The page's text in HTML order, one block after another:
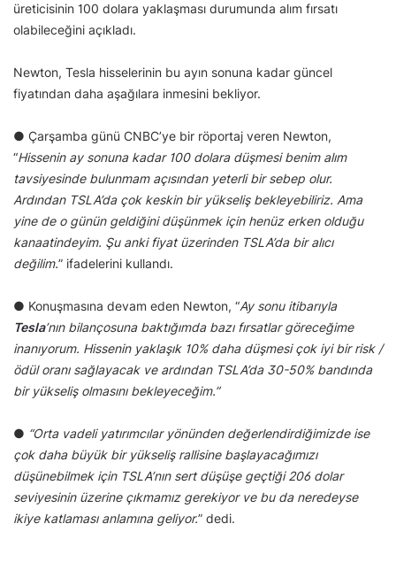
üreticisinin 100 dolara yaklaşması durumunda alım fırsatı
olabileceğini açıkladı.
Newton, Tesla hisselerinin bu ayın sonuna kadar güncel
fiyatından daha aşağılara inmesini bekliyor.
● Çarşamba günü CNBC’ye bir röportaj veren Newton,
“Hissenin ay sonuna kadar 100 dolara düşmesi benim alım
tavsiyesinde bulunmam açısından yeterli bir sebep olur.
Ardından TSLA’da çok keskin bir yükseliş bekleyebiliriz. Ama
yine de o günün geldiğini düşünmek için henüz erken olduğu
kanaatindeyim. Şu anki fiyat üzerinden TSLA’da bir alıcı
değilim.” ifadelerini kullandı.
● Konuşmasına devam eden Newton, “Ay sonu itibarıyla
Tesla’nın bilançosuna baktığımda bazı fırsatlar göreceğime
inanıyorum. Hissenin yaklaşık 10% daha düşmesi çok iyi bir risk /
ödül oranı sağlayacak ve ardından TSLA’da 30-50% bandında
bir yükseliş olmasını bekleyeceğim.”
● “Orta vadeli yatırımcılar yönünden değerlendirdiğimizde ise
çok daha büyük bir yükseliş rallisine başlayacağımızı
düşünebilmek için TSLA’nın sert düşüşe geçtiği 206 dolar
seviyesinin üzerine çıkmamız gerekiyor ve bu da neredeyse
ikiye katlaması anlamına geliyor.” dedi.